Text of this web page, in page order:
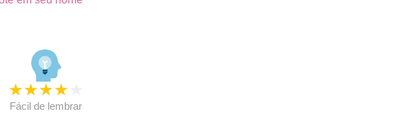
★★★★
Fácil de lembrar